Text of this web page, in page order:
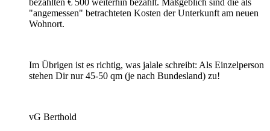
"angemessen" betrachteten Kosten der Unterkunft am neuen
Wohnort.
Im Übrigen ist es richtig, was jalale schreibt: Als Einzelperson
stehen Dir nur 45-50 qm (je nach Bundesland) zu!
vG Berthold